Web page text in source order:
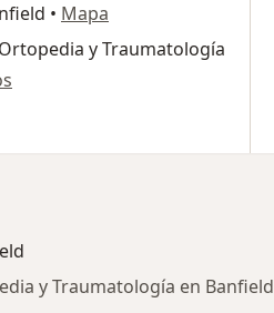
• Mapa
y Traumatología
y Traumatología en Banfield